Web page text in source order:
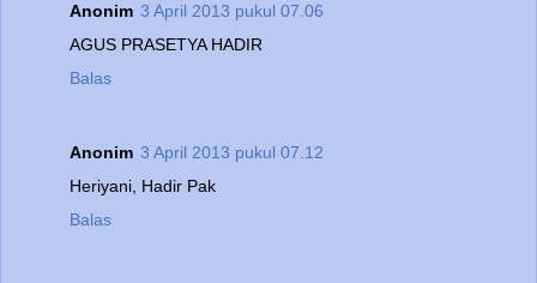
Anonim 3 April 2013 pukul 07.06
AGUS PRASETYA HADIR
Balas
Anonim 3 April 2013 pukul 07.12
Heriyani, Hadir Pak
Balas